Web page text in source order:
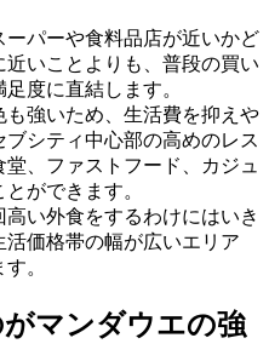
パーや食料品店が近いかど
いことよりも、普段の買い
度に直結します。
強いため、生活費を抑えや
シティ中心部の高めのレス
、ファストフード、カジュ
ができます。
い外食をするわけにはいき
価格帯の幅が広いエリア
。
マンダウエの強